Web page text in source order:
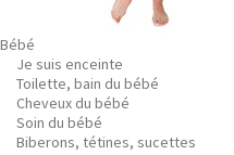
Bébé
Je suis enceinte
Toilette, bain du bébé
Cheveux du bébé
Soin du bébé
Biberons, tétines, sucettes